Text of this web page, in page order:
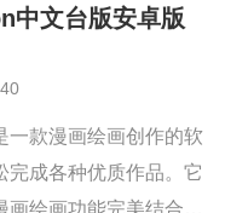
中文台版安卓版
一款漫画绘画创作的软
完成各种优质作品。它
画绘画功能完美结合在